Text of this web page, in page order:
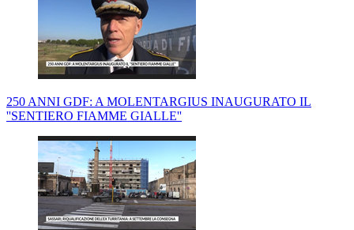
250 ANNI GDF: A MOLENTARGIUS INAUGURATO IL
''SENTIERO FIAMME GIALLE''